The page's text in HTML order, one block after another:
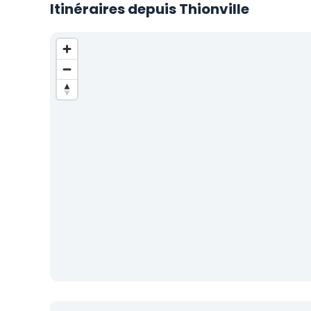
Itinéraires depuis Thionville